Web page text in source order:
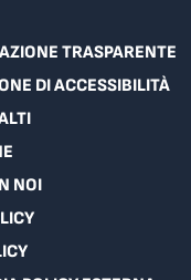
TRASPARENTE
DI ACCESSIBILITÀ
NOI